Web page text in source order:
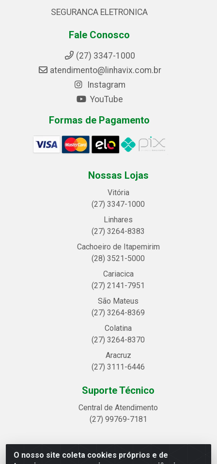
O nosso site coleta cookies próprios e de
SEGURANCA ELETRONICA
Fale Conosco
(27) 3347-1000
atendimento@linhavix.com.br
Instagram
YouTube
Formas de Pagamento
Nossas Lojas
Vitória
(27) 3347-1000
Linhares
(27) 3264-8383
Cachoeiro de Itapemirim
(28) 3521-5000
Cariacica
(27) 2141-7951
São Mateus
(27) 3264-8369
Colatina
(27) 3264-8370
Aracruz
(27) 3111-6446
Suporte Técnico
Central de Atendimento
(27) 99769-7181
Linhavix Distribuidora LTDA - Avenida Alegre, 2521 -